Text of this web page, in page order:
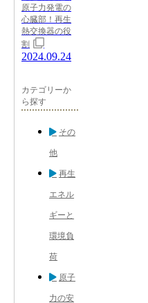
原子力発電の
心臓部！再生
熱交換器の役
割
2024.09.24
カテゴリーか
ら探す
その
他
再生
エネル
ギーと
環境負
荷
原子
力の安